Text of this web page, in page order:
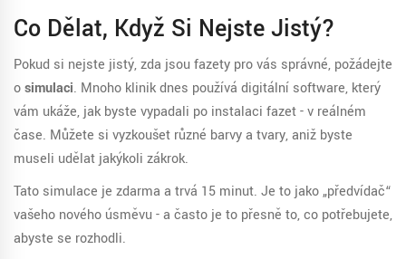
Co Dělat, Když Si Nejste Jistý?
Pokud si nejste jistý, zda jsou fazety pro vás správné, požádejte
osimulaci. Mnoho klinik dnes používá digitální software, který
vám ukáže, jak byste vypadali po instalaci fazet - v reálném
čase. Můžete si vyzkoušet různé barvy a tvary, aniž byste
museli udělat jakýkoli zákrok.
Tato simulace je zdarma a trvá 15 minut. Je to jako „předvídač“
vašeho nového úsměvu - a často je to přesně to, co potřebujete,
abyste se rozhodli.